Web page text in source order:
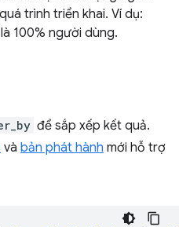
trình triển khai. Ví dụ:
100% người dùng.
để sắp xếp kết quả.
và bản phát hành mới hỗ trợ